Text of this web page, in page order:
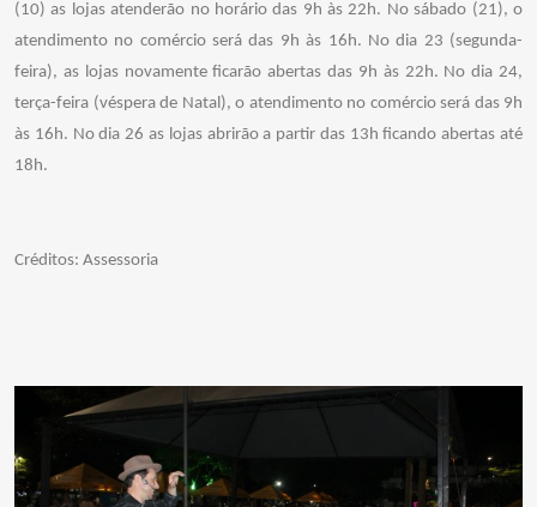
(10) as lojas atenderão no horário das 9h às 22h. No sábado (21), o
atendimento no comércio será das 9h às 16h. No dia 23 (segunda-
feira), as lojas novamente ficarão abertas das 9h às 22h. No dia 24,
terça-feira (véspera de Natal), o atendimento no comércio será das 9h
às 16h. No dia 26 as lojas abrirão a partir das 13h ficando abertas até
18h.
Créditos: Assessoria